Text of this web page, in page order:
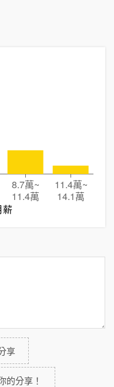
8.7萬~
11.4萬
11.4萬~
14.1萬
薪
享
的分享！